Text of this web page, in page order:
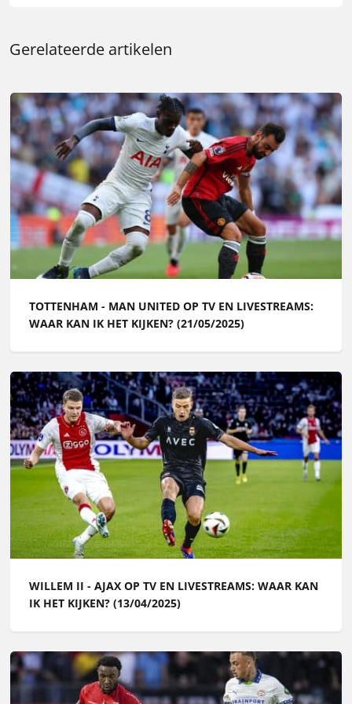
Gerelateerde artikelen
TOTTENHAM - MAN UNITED OP TV EN LIVESTREAMS:
WAAR KAN IK HET KIJKEN? (21/05/2025)
WILLEM II - AJAX OP TV EN LIVESTREAMS: WAAR KAN
IK HET KIJKEN? (13/04/2025)